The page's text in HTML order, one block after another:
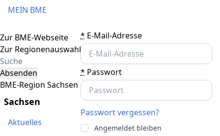
MEIN BME
* E-Mail-Adresse
* Passwort
Passwort vergessen?
Angemeldet bleiben
Toggle navigation
Zur BME-Webseite
Zur Regionenauswahl
Absenden
BME-Region Sachsen
Sachsen
Aktuelles